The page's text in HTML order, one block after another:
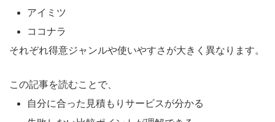
アイミツ
ココナラ
それぞれ得意ジャンルや使いやすさが大きく異なります。
この記事を読むことで、
自分に合った見積もりサービスが分かる